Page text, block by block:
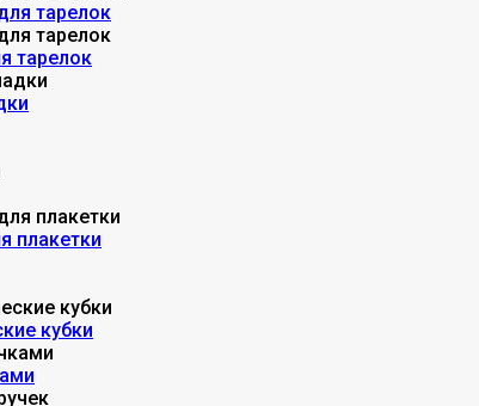
тарелок
тарелок
плакетки
кубки